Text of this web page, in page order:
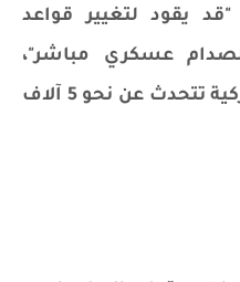
يقود لتغيير قواعد
لصدام عسكري مباشر"،
خاصة أن تقارير إعلامية أميركية تتحدث عن نحو 5 آلاف